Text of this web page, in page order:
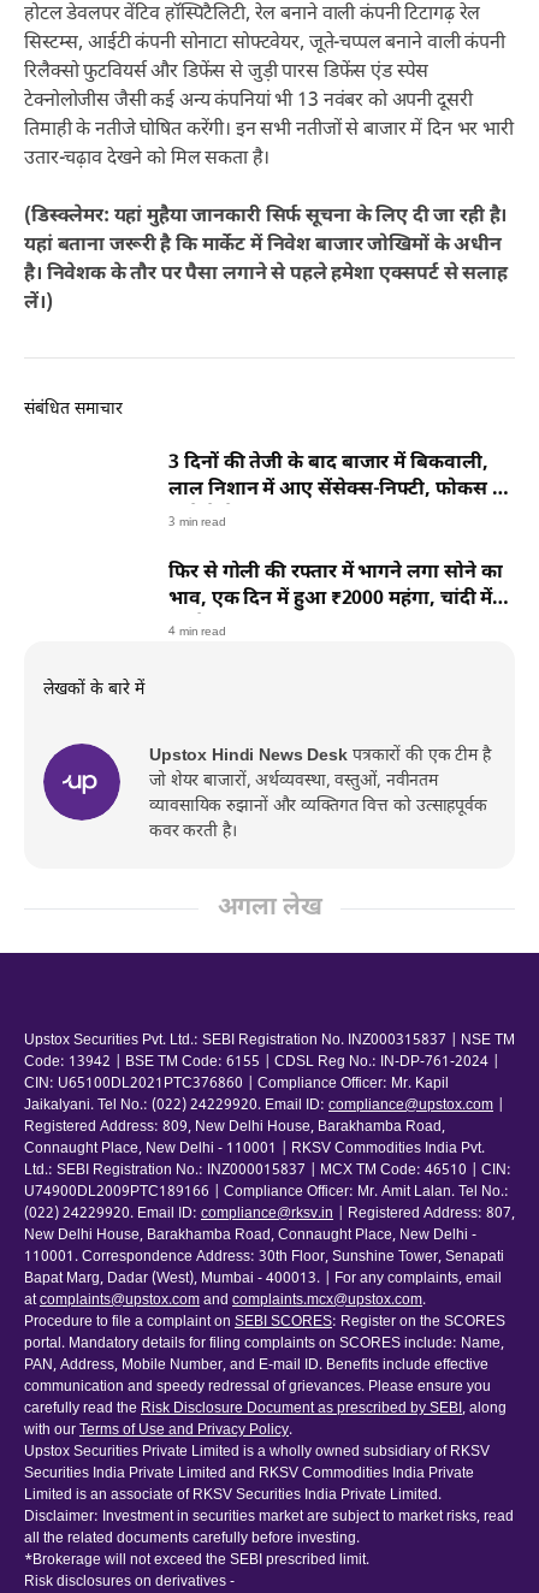
होटल डेवलपर वेंटिव हॉस्पिटैलिटी, रेल बनाने वाली कंपनी टिटागढ़ रेल
सिस्टम्स, आईटी कंपनी सोनाटा सोफ्टवेयर, जूते-चप्पल बनाने वाली कंपनी
रिलैक्सो फुटवियर्स और डिफेंस से जुड़ी पारस डिफेंस एंड स्पेस
टेक्नोलोजीस जैसी कई अन्य कंपनियां भी 13 नवंबर को अपनी दूसरी
तिमाही के नतीजे घोषित करेंगी। इन सभी नतीजों से बाजार में दिन भर भारी
उतार-चढ़ाव देखने को मिल सकता है।
(डिस्क्लेमर: यहां मुहैया जानकारी सिर्फ सूचना के लिए दी जा रही है।
यहां बताना जरूरी है कि मार्केट में निवेश बाजार जोखिमों के अधीन
है। निवेशक के तौर पर पैसा लगाने से पहले हमेशा एक्सपर्ट से सलाह
लें।)
संबंधित समाचार
3 दिनों की तेजी के बाद बाजार में बिकवाली,
लाल निशान में आए सेंसेक्स-निफ्टी, फोकस में
रहेंगे ये शेयर
3 min read
फिर से गोली की रफ्तार में भागने लगा सोने का
भाव, एक दिन में हुआ ₹2000 महंगा, चांदी में
भी तेजी
4 min read
लेखकों के बारे में
Upstox Hindi News Desk पत्रकारों की एक टीम है
जो शेयर बाजारों, अर्थव्यवस्था, वस्तुओं, नवीनतम
व्यावसायिक रुझानों और व्यक्तिगत वित्त को उत्साहपूर्वक
कवर करती है।
अगला लेख
Upstox Securities Pvt. Ltd.: SEBI Registration No. INZ000315837 | NSE TM
Code: 13942 | BSE TM Code: 6155 | CDSL Reg No.: IN-DP-761-2024 |
CIN: U65100DL2021PTC376860 | Compliance Officer: Mr. Kapil
Jaikalyani. Tel No.: (022) 24229920. Email ID: compliance@upstox.com
Registered Address: 809, New Delhi House, Barakhamba Road,
Connaught Place, New Delhi - 110001 | RKSV Commodities India Pvt.
Ltd.: SEBI Registration No.: INZ000015837 | MCX TM Code: 46510 | CIN:
U74900DL2009PTC189166 | Compliance Officer: Mr. Amit Lalan. Tel No.:
(022) 24229920. Email ID: compliance@rksv.in
| Registered Address: 807,
New Delhi House, Barakhamba Road, Connaught Place, New Delhi -
110001. Correspondence Address: 30th Floor, Sunshine Tower, Senapati
Bapat Marg, Dadar (West), Mumbai - 400013. | For any complaints, email
atcomplaints@upstox.comand complaints.mcx@upstox.com.
Procedure to file a complaint on SEBI SCORES: Register on the SCORES
portal. Mandatory details for filing complaints on SCORES include: Name,
PAN, Address, Mobile Number, and E-mail ID. Benefits include effective
communication and speedy redressal of grievances. Please ensure you
carefully read the Risk Disclosure Document as prescribed by SEBI, along
with ourTerms of Use and Privacy Policy.
Upstox Securities Private Limited is a wholly owned subsidiary of RKSV
Securities India Private Limited and RKSV Commodities India Private
Limited is an associate of RKSV Securities India Private Limited.
Disclaimer: Investment in securities market are subject to market risks, read
all the related documents carefully before investing.
*Brokerage will not exceed the SEBI prescribed limit.
Risk disclosures on derivatives -